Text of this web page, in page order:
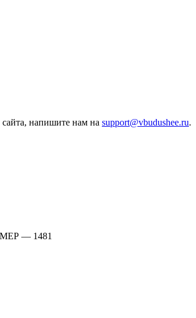
напишите нам на support@vbudushee.ru.
— 1481